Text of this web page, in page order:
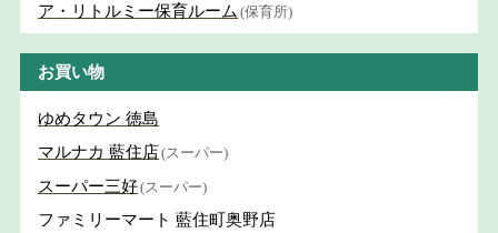
ア・リトルミー保育ルーム (保育所)
お買い物
ゆめタウン 徳島
マルナカ 藍住店(スーパー)
スーパー三好(スーパー)
ファミリーマート 藍住町奥野店